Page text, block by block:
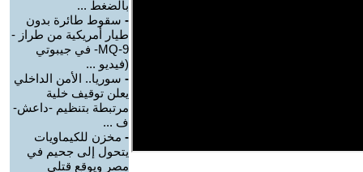
بالضغط ...
- سقوط طائرة بدون
طيار أمريكية من طراز -
MQ-9- في جيبوتي
(فيديو ...
- سوريا.. الأمن الداخلي
يعلن توقيف خلية
مرتبطة بتنظيم -داعش-
ف ...
- مخزن للكيماويات
يتحول إلى جحيم في
مصر ويوقع قتلى